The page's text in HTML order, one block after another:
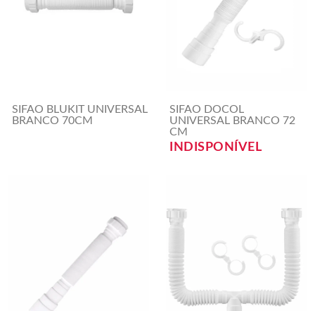
SIFAO BLUKIT UNIVERSAL
BRANCO 70CM
SIFAO DOCOL
UNIVERSAL BRANCO 72
CM
INDISPONÍVEL